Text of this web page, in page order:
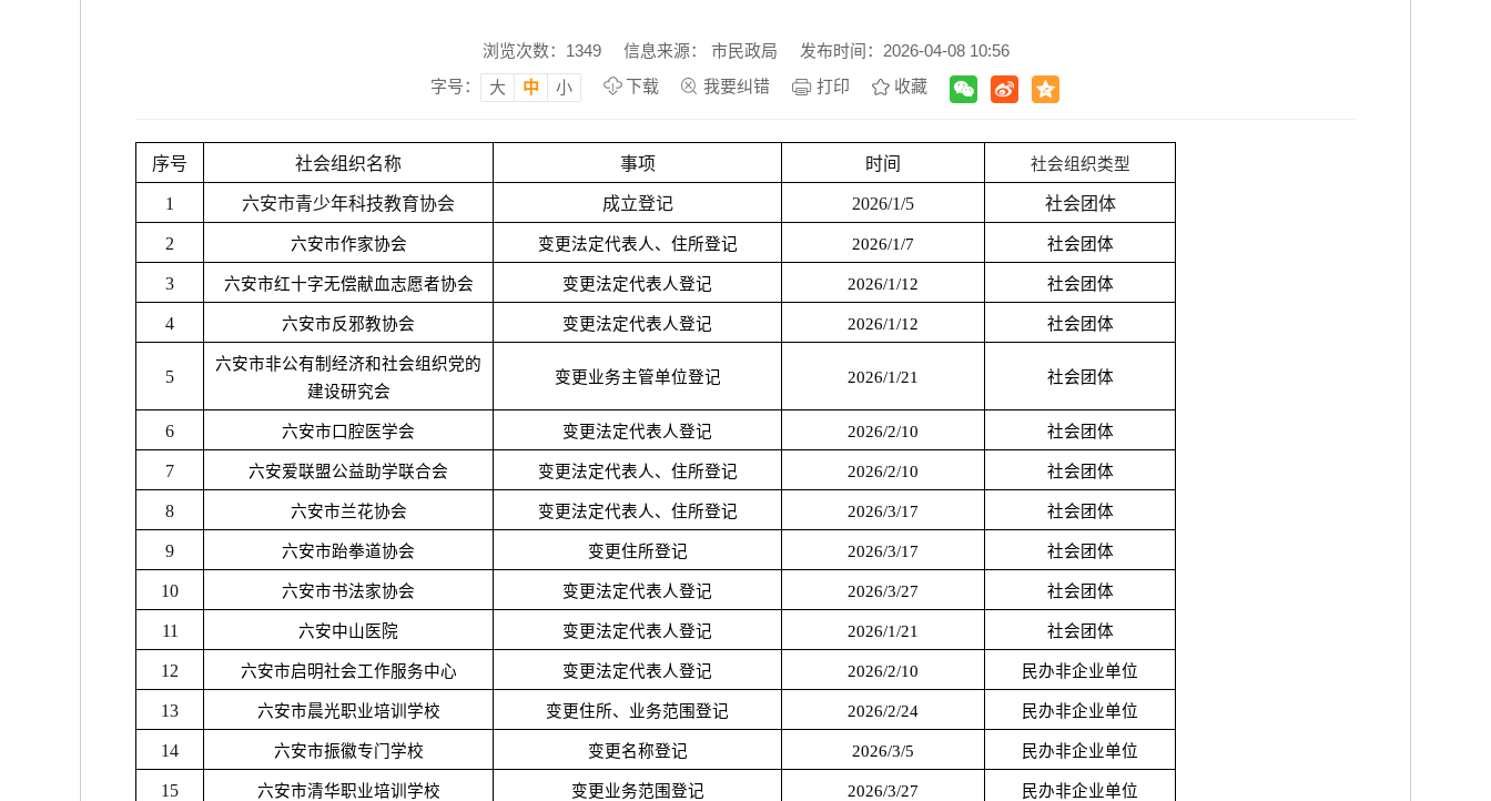
浏览次数： 1349 信息来源： 市民政局
发布时间：2026-04-08 10:56
字号：
大 中 小 下载 我要纠错 打印 收藏
序号 社会组织名称 事项 时间 社会组织类型
1 六安市青少年科技教育协会 成立登记 2026/1/5 社会团体
2 六安市作家协会 变更法定代表人、住所登记 2026/1/7 社会团体
3 六安市红十字无偿献血志愿者协会 变更法定代表人登记 2026/1/12 社会团体
4 六安市反邪教协会 变更法定代表人登记 2026/1/12 社会团体
5
六安市非公有制经济和社会组织党的
建设研究会
变更业务主管单位登记 2026/1/21 社会团体
6 六安市口腔医学会 变更法定代表人登记 2026/2/10 社会团体
7 六安爱联盟公益助学联合会 变更法定代表人、住所登记 2026/2/10 社会团体
8 六安市兰花协会 变更法定代表人、住所登记 2026/3/17 社会团体
9 六安市跆拳道协会 变更住所登记 2026/3/17 社会团体
10 六安市书法家协会 变更法定代表人登记 2026/3/27 社会团体
11 六安中山医院 变更法定代表人登记 2026/1/21 社会团体
12 六安市启明社会工作服务中心 变更法定代表人登记 2026/2/10 民办非企业单位
13 六安市晨光职业培训学校 变更住所、业务范围登记 2026/2/24 民办非企业单位
14 六安市振徽专门学校 变更名称登记 2026/3/5 民办非企业单位
15 六安市清华职业培训学校 变更业务范围登记 2026/3/27 民办非企业单位